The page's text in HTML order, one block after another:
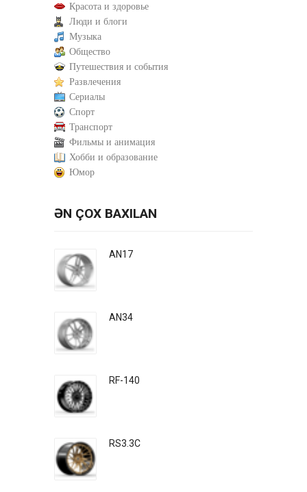
Красота и здоровье
Люди и блоги
Музыка
Общество
Путешествия и события
Развлечения
Сериалы
Спорт
Транспорт
Фильмы и анимация
Хобби и образование
Юмор
ƏN ÇOX BAXILAN
AN17
AN34
RF-140
RS3.3C